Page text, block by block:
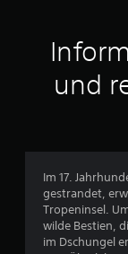
und
Im 17.
gestrandet,
Tropeninsel.
wilde Bestien,
im Dschungel